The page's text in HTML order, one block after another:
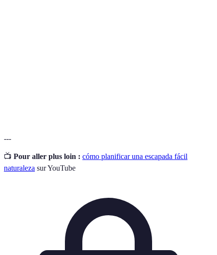
---
📺 Pour aller plus loin : cómo planificar una escapada fácil
naturaleza sur YouTube